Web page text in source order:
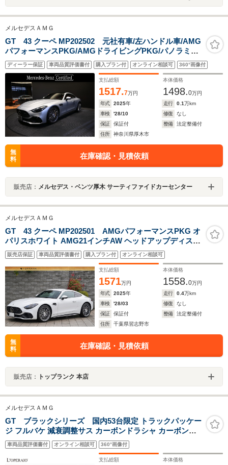
メルセデスＡＭＧ
GT 43 クーペ MP202502 元社有車/左ハンドル車/AMG
パフォーマンスPKG/AMGドライビングPKG/パノラミッ
クルーフPKG/赤レザーシート/純正ドラレコ前付き
ディーラー保証 車両品質評価書付 購入プラン付 オンライン相談可 360°画像付
支払総額
1517.7万円
本体価格
1498.0万円
年式
2025年 走行 0.1万km
車検
'28/10 修復
なし
保証
保証付 整備
法定整備付
住所
神奈川県厚木市
無
料
在庫確認・見積依頼
販売店： メルセデス・ベンツ厚木 サーティファイドカーセンター
メルセデスＡＭＧ
GT 43 クーペ MP202501 AMGパフォーマンスPKG オ
パリスホワイト AMG21インチAW ヘッドアップディスプ
レイ Burmesterサラウンド 左ハンドル
販売店保証 車両品質評価書付 購入プラン付 オンライン相談可
支払総額
1571万円
本体価格
1558.0万円
年式
2025年 走行 0.4万km
車検
'28/03 修復
なし
保証
保証付 整備
法定整備付
住所
千葉県習志野市
無
料
在庫確認・見積依頼
販売店： トップランク 本店
メルセデスＡＭＧ
GT ブラックシリーズ 国内53台限定 トラックパッケー
ジ フルバケ 減衰調整サス カーボンドラシャ カーボンボ
ンネット/フェンダー/テールゲート/リアウィング パフォ
ーマンスステアリング DINAMICAダッシュボード オレン
ジステッチ
車両品質評価書付 オンライン相談可 360°画像付
支払総額 本体価格